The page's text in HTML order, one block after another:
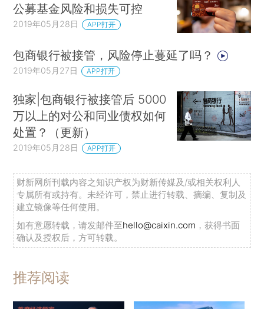
公募基金风险和损失可控
2019年05月28日 APP打开
包商银行被接管，风险停止蔓延了吗？
2019年05月27日 APP打开
独家|包商银行被接管后 5000
万以上的对公和同业债权如何
处置？（更新）
2019年05月28日 APP打开
财新网所刊载内容之知识产权为财新传媒及/或相关权利人
专属所有或持有。未经许可，禁止进行转载、摘编、复制及
建立镜像等任何使用。
如有意愿转载，请发邮件至hello@caixin.com ，获得书面
确认及授权后，方可转载。
推荐阅读